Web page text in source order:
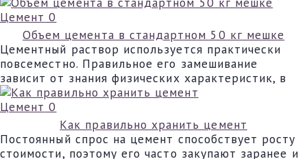
Цемент 0
Объем цемента в стандартном 50 кг мешке
Цементный раствор используется практически
повсеместно. Правильное его замешивание
зависит от знания физических характеристик, в
Цемент 0
Как правильно хранить цемент
Постоянный спрос на цемент способствует росту
стоимости, поэтому его часто закупают заранее и